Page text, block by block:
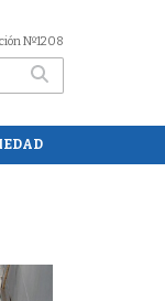
Nº1208